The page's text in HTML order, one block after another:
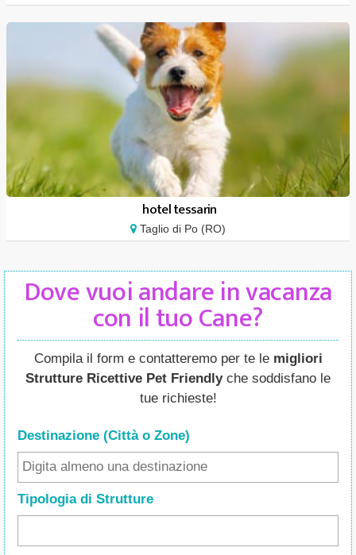
hotel tessarin
Taglio di Po (RO)
Dove vuoi andare in vacanza
con il tuo Cane?
Compila il form e contatteremo per te le migliori
Strutture Ricettive Pet Friendlyche soddisfano le
tue richieste!
Destinazione (Città o Zone)
Tipologia di Strutture